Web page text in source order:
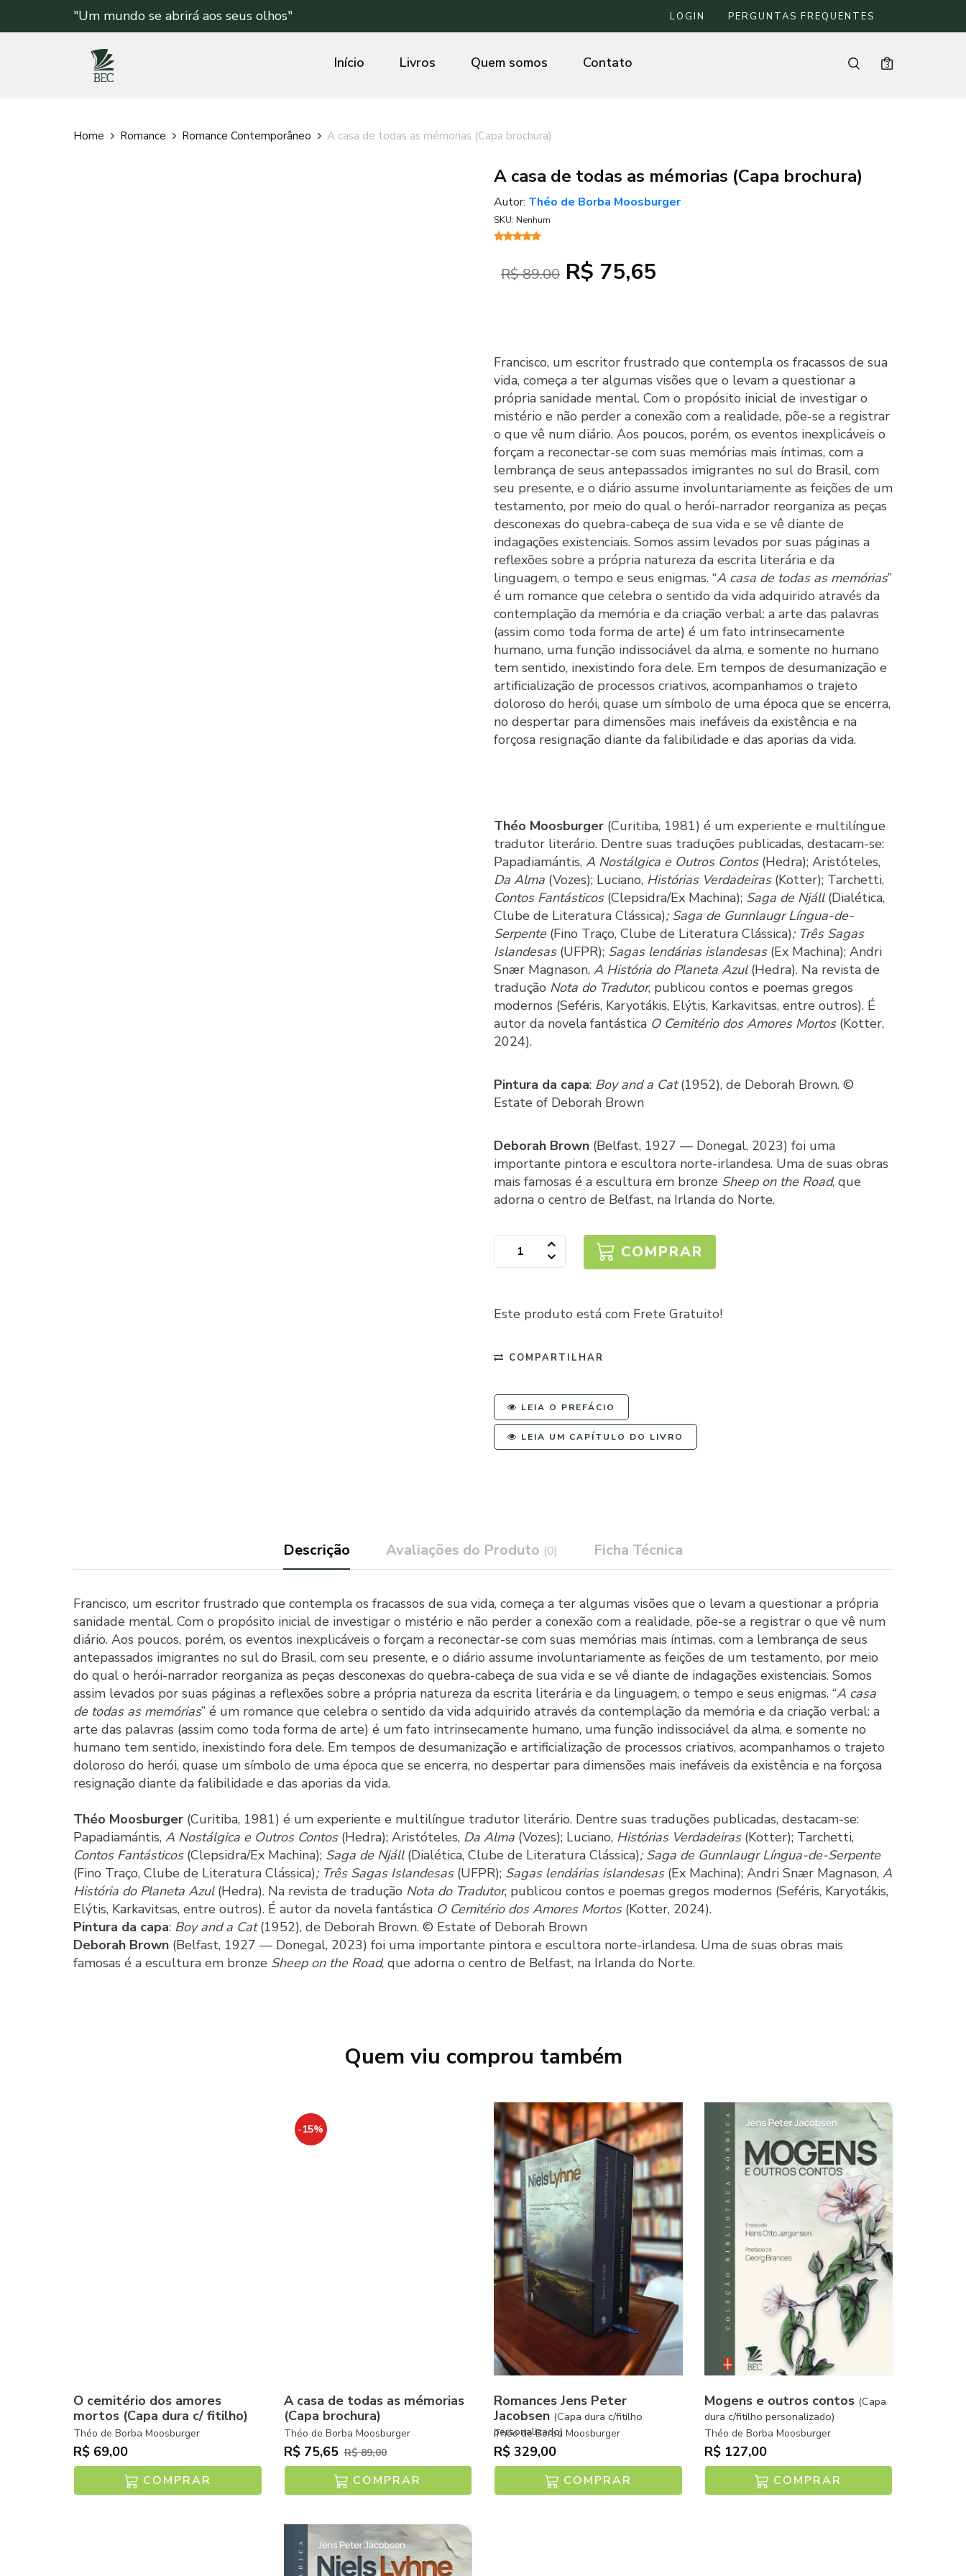
"Um mundo se abrirá aos seus olhos" LOGIN PERGUNTAS FREQUENTES
Início Livros Quem somos Contato 3
Home Romance Romance Contemporâneo A casa de todas as mémorias (Capa brochura)
A casa de todas as mémorias (Capa brochura)
Autor: Théo de Borba Moosburger
SKU: Nenhum
R$ 89.00 R$ 75,65
Francisco, um escritor frustrado que contempla os fracassos de sua
vida, começa a ter algumas visões que o levam a questionar a
própria sanidade mental. Com o propósito inicial de investigar o
mistério e não perder a conexão com a realidade, põe-se a registrar
o que vê num diário. Aos poucos, porém, os eventos inexplicáveis o
forçam a reconectar-se com suas memórias mais íntimas, com a
lembrança de seus antepassados imigrantes no sul do Brasil, com
seu presente, e o diário assume involuntariamente as feições de um
testamento, por meio do qual o herói-narrador reorganiza as peças
desconexas do quebra-cabeça de sua vida e se vê diante de
indagações existenciais. Somos assim levados por suas páginas a
reflexões sobre a própria natureza da escrita literária e da
linguagem, o tempo e seus enigmas. “A casa de todas as memórias”
é um romance que celebra o sentido da vida adquirido através da
contemplação da memória e da criação verbal: a arte das palavras
(assim como toda forma de arte) é um fato intrinsecamente
humano, uma função indissociável da alma, e somente no humano
tem sentido, inexistindo fora dele. Em tempos de desumanização e
artificialização de processos criativos, acompanhamos o trajeto
doloroso do herói, quase um símbolo de uma época que se encerra,
no despertar para dimensões mais inefáveis da existência e na
forçosa resignação diante da falibilidade e das aporias da vida.
Théo Moosburger (Curitiba, 1981) é um experiente e multilíngue
tradutor literário. Dentre suas traduções publicadas, destacam-se:
Papadiamántis, A Nostálgica e Outros Contos (Hedra); Aristóteles,
Da Alma (Vozes); Luciano, Histórias Verdadeiras (Kotter); Tarchetti,
Contos Fantásticos (Clepsidra/Ex Machina); Saga de Njáll (Dialética,
Clube de Literatura Clássica); Saga de Gunnlaugr Língua-de-
Serpente (Fino Traço, Clube de Literatura Clássica); Três Sagas
Islandesas (UFPR); Sagas lendárias islandesas(Ex Machina); Andri
Snær Magnason, A História do Planeta Azul (Hedra). Na revista de
tradução Nota do Tradutor, publicou contos e poemas gregos
modernos (Seféris, Karyotákis, Elýtis, Karkavitsas, entre outros). É
autor da novela fantástica O Cemitério dos Amores Mortos(Kotter,
2024).
Pintura da capa: Boy and a Cat(1952), de Deborah Brown. ©
Estate of Deborah Brown
Deborah Brown (Belfast, 1927 — Donegal, 2023) foi uma
importante pintora e escultora norte-irlandesa. Uma de suas obras
mais famosas é a escultura em bronze Sheep on the Road, que
adorna o centro de Belfast, na Irlanda do Norte.
COMPRAR
Este produto está com Frete Gratuito!
COMPARTILHAR
LEIA O PREFÁCIO
LEIA UM CAPÍTULO DO LIVRO
Descrição Avaliações do Produto (0) Ficha Técnica
Francisco, um escritor frustrado que contempla os fracassos de sua vida, começa a ter algumas visões que o levam a questionar a própria
sanidade mental. Com o propósito inicial de investigar o mistério e não perder a conexão com a realidade, põe-se a registrar o que vê num
diário. Aos poucos, porém, os eventos inexplicáveis o forçam a reconectar-se com suas memórias mais íntimas, com a lembrança de seus
antepassados imigrantes no sul do Brasil, com seu presente, e o diário assume involuntariamente as feições de um testamento, por meio
do qual o herói-narrador reorganiza as peças desconexas do quebra-cabeça de sua vida e se vê diante de indagações existenciais. Somos
assim levados por suas páginas a reflexões sobre a própria natureza da escrita literária e da linguagem, o tempo e seus enigmas. “A casa
de todas as memórias” é um romance que celebra o sentido da vida adquirido através da contemplação da memória e da criação verbal: a
arte das palavras (assim como toda forma de arte) é um fato intrinsecamente humano, uma função indissociável da alma, e somente no
humano tem sentido, inexistindo fora dele. Em tempos de desumanização e artificialização de processos criativos, acompanhamos o trajeto
doloroso do herói, quase um símbolo de uma época que se encerra, no despertar para dimensões mais inefáveis da existência e na forçosa
resignação diante da falibilidade e das aporias da vida.
Théo Moosburger (Curitiba, 1981) é um experiente e multilíngue tradutor literário. Dentre suas traduções publicadas, destacam-se:
Papadiamántis, A Nostálgica e Outros Contos (Hedra); Aristóteles, Da Alma (Vozes); Luciano, Histórias Verdadeiras (Kotter); Tarchetti,
Contos Fantásticos (Clepsidra/Ex Machina); Saga de Njáll (Dialética, Clube de Literatura Clássica); Saga de Gunnlaugr Língua-de-Serpente
(Fino Traço, Clube de Literatura Clássica); Três Sagas Islandesas (UFPR); Sagas lendárias islandesas(Ex Machina); Andri Snær Magnason, A
História do Planeta Azul (Hedra). Na revista de tradução Nota do Tradutor, publicou contos e poemas gregos modernos (Seféris, Karyotákis,
Elýtis, Karkavitsas, entre outros). É autor da novela fantástica O Cemitério dos Amores Mortos(Kotter, 2024).
Pintura da capa: Boy and a Cat(1952), de Deborah Brown. © Estate of Deborah Brown
Deborah Brown (Belfast, 1927 — Donegal, 2023) foi uma importante pintora e escultora norte-irlandesa. Uma de suas obras mais
famosas é a escultura em bronze Sheep on the Road, que adorna o centro de Belfast, na Irlanda do Norte.
Quem viu comprou também
O cemitério dos amores
mortos (Capa dura c/ fitilho)
Théo de Borba Moosburger
R$ 69,00
COMPRAR
-15%
A casa de todas as mémorias
(Capa brochura)
Théo de Borba Moosburger
R$ 75,65 R$ 89,00
COMPRAR
Romances Jens Peter
Jacobsen (Capa dura c/fitilho
personalizado)
Théo de Borba Moosburger
R$ 329,00
COMPRAR
Mogens e outros contos (Capa
dura c/fitilho personalizado)
Théo de Borba Moosburger
R$ 127,00
COMPRAR